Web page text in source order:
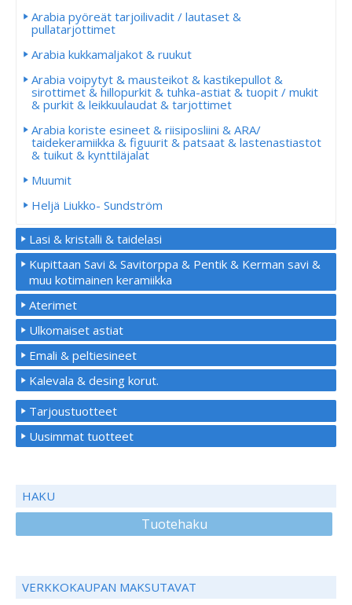
Arabia pyöreät tarjoilivadit / lautaset &
pullatarjottimet
Arabia kukkamaljakot & ruukut
Arabia voipytyt & mausteikot & kastikepullot &
sirottimet & hillopurkit & tuhka-astiat & tuopit / mukit
& purkit & leikkuulaudat & tarjottimet
Arabia koriste esineet & riisiposliini & ARA/
taidekeramiikka & figuurit & patsaat & lastenastiastot
& tuikut & kynttiläjalat
Muumit
Heljä Liukko- Sundström
Lasi & kristalli & taidelasi
Kupittaan Savi & Savitorppa & Pentik & Kerman savi &
muu kotimainen keramiikka
Aterimet
Ulkomaiset astiat
Emali & peltiesineet
Kalevala & desing korut.
Tarjoustuotteet
Uusimmat tuotteet
HAKU
Tuotehaku
VERKKOKAUPAN MAKSUTAVAT